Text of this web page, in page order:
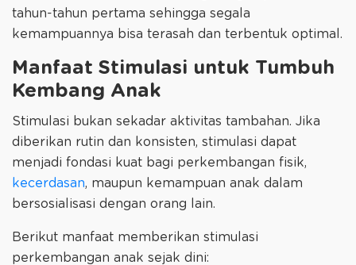
tahun-tahun pertama sehingga segala
kemampuannya bisa terasah dan terbentuk optimal.
Manfaat Stimulasi untuk Tumbuh
Kembang Anak
Stimulasi bukan sekadar aktivitas tambahan. Jika
diberikan rutin dan konsisten, stimulasi dapat
menjadi fondasi kuat bagi perkembangan fisik,
kecerdasan, maupun kemampuan anak dalam
bersosialisasi dengan orang lain.
Berikut manfaat memberikan stimulasi
perkembangan anak sejak dini: